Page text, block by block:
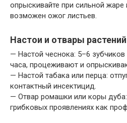
опрыскивайте при сильной
возможен ожог листьев.
Настои и отвары растений
— Настой чеснока: 5–6
часа, процеживают и
— Настой табака или перца:
контактный инсектицид.
— Отвар ромашки или коры дуба:
грибковых проявлениях как